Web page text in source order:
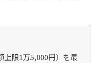
上限1万5,000円）を最